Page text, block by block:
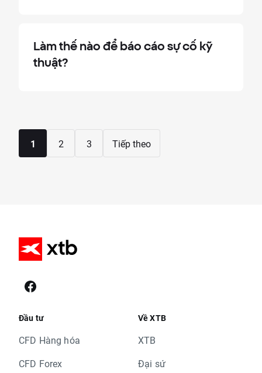
Làm thế nào để báo cáo sự cố kỹ
thuật?
1 2 3 Tiếp theo
Đầu tư
CFD Hàng hóa
CFD Forex
Về XTB
XTB
Đại sứ